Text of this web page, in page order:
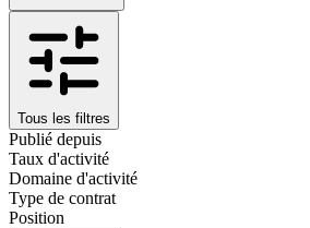
Tous les filtres
Publié depuis
Taux d'activité
Domaine d'activité
Type de contrat
Position